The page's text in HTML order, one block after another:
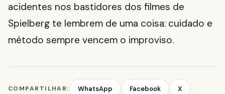
acidentes nos bastidores dos filmes de
Spielberg te lembrem de uma coisa: cuidado e
método sempre vencem o improviso.
COMPARTILHAR: WhatsApp Facebook X